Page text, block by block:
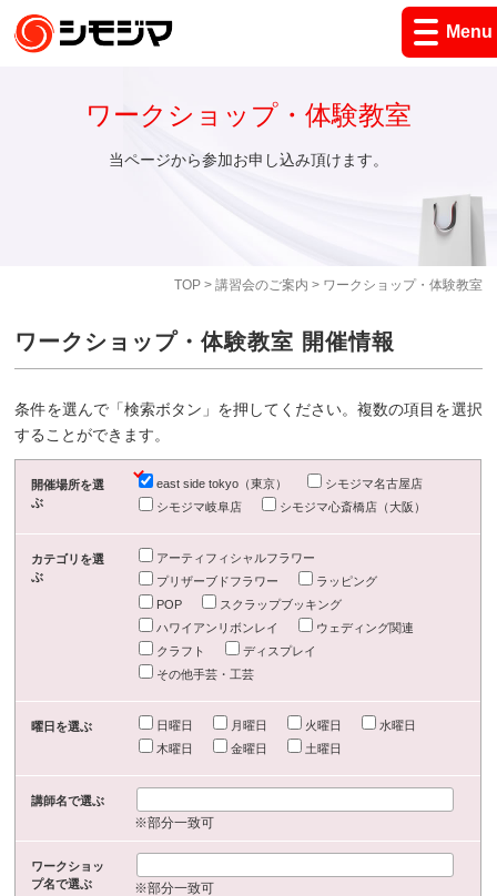
Menu
TOP> 講習会のご案内 > ワークショップ・体験教室
ワークショップ・体験教室
当ページから参加お申し込み頂けます。
ワークショップ・体験教室 開催情報
条件を選んで「検索ボタン」を押してください。複数の項目を選択
することができます。
開催場所を選
ぶ
east side tokyo（東京）
シモジマ名古屋店
シモジマ岐阜店
シモジマ心斎橋店（大阪）
カテゴリを選
ぶ
アーティフィシャルフラワー
プリザーブドフラワー
ラッピング
POP
スクラップブッキング
ハワイアンリボンレイ
ウェディング関連
クラフト
ディスプレイ
その他手芸・工芸
曜日を選ぶ 日曜日 月曜日 火曜日
水曜日
木曜日
金曜日 土曜日
講師名で選ぶ
※部分一致可
ワークショッ
プ名で選ぶ
※部分一致可